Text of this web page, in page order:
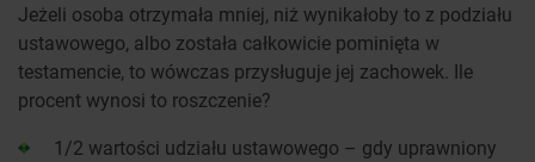
Jeżeli osoba otrzymała mniej, niż wynikałoby to z podziału
ustawowego, albo została całkowicie pominięta w
testamencie, to wówczas przysługuje jej zachowek. Ile
procent wynosi to roszczenie?
1/2 wartości udziału ustawowego – gdy uprawniony